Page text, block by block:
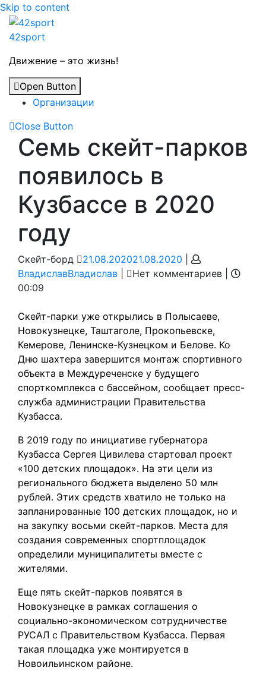
Skip to content
42sport
Движение – это жизнь!
Open Button
Организации
Close Button
Семь скейт-парков
появилось в
Кузбассе в 2020
году
Скейт-борд 21.08.202021.08.2020
ВладиславВладислав Нет комментариев
00:09
Скейт-парки уже открылись в Полысаеве,
Новокузнецке, Таштаголе, Прокопьевске,
Кемерове, Ленинске-Кузнецком и Белове. Ко
Дню шахтера завершится монтаж спортивного
объекта в Междуреченске у будущего
спорткомплекса с бассейном, сообщает пресс-
служба администрации Правительства
Кузбасса.
В 2019 году по инициативе губернатора
Кузбасса Сергея Цивилева стартовал проект
«100 детских площадок». На эти цели из
регионального бюджета выделено 50 млн
рублей. Этих средств хватило не только на
запланированные 100 детских площадок, но и
на закупку восьми скейт-парков. Места для
создания современных спортплощадок
определили муниципалитеты вместе с
жителями.
Еще пять скейт-парков появятся в
Новокузнецке в рамках соглашения о
социально-экономическом сотрудничестве
РУСАЛ с Правительством Кузбасса. Первая
такая площадка уже монтируется в
Новоильинском районе.